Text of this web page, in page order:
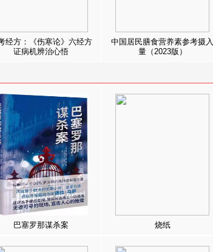
经方：《伤寒论》六经方
证病机辨治心悟
中国居民膳食营养素参考摄入
量（2023版）
巴塞罗那谋杀案 烧纸